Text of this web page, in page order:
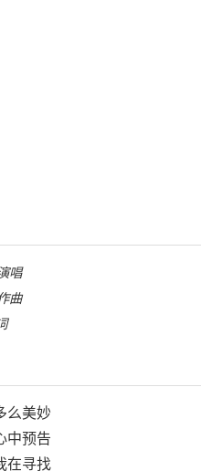
唱
曲
么美妙
中预告
在寻找